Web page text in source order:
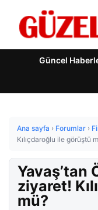
Güncel
Ana sayfa › Forumlar ›
Kılıçdaroğlu ile görüştü
Yavaş’tan
ziyaret!
mü?